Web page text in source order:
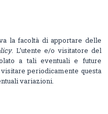
la facoltà di apportare delle
. L’utente e/o visitatore del
a tali eventuali e future
periodicamente questa
variazioni.